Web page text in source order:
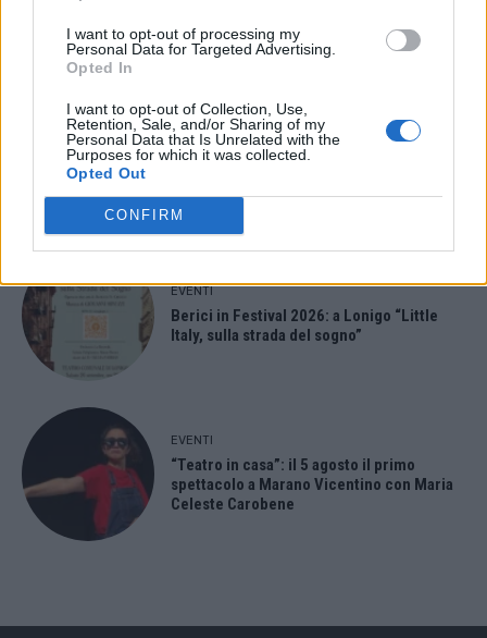
I want to opt-out of processing my
Personal Data for Targeted Advertising.
Opted In
I want to opt-out of Collection, Use,
Retention, Sale, and/or Sharing of my
Personal Data that Is Unrelated with the
Purposes for which it was collected.
Opted Out
CONFIRM
EVENTI
Paolo Gnutti premiato come eccellenza
veneta nel mondo all’International
EVENTI
Berici in Festival 2026: a Lonigo “Little
Italy, sulla strada del sogno”
EVENTI
“Teatro in casa”: il 5 agosto il primo
spettacolo a Marano Vicentino con Maria
Celeste Carobene